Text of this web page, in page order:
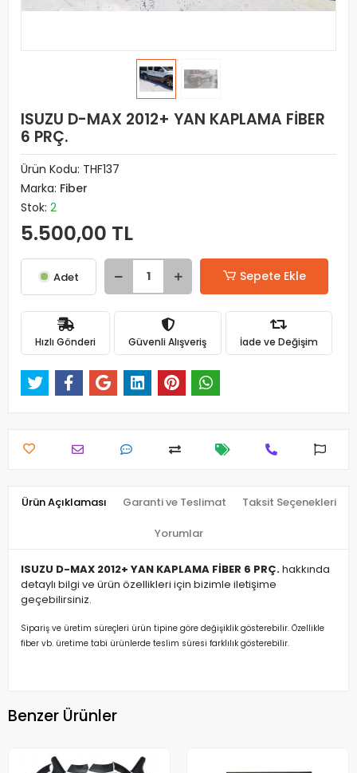
ISUZU D-MAX 2012+ YAN KAPLAMA FİBER
6 PRÇ.
Ürün Kodu: THF137
Marka: Fiber
Stok: 2
5.500,00 TL
Adet Sepete Ekle
Hızlı Gönderi Güvenli Alışveriş İade ve Değişim
Ürün Açıklaması Garanti ve Teslimat Taksit Seçenekleri
Yorumlar
ISUZU D-MAX 2012+ YAN KAPLAMA FİBER 6 PRÇ.hakkında
detaylı bilgi ve ürün özellikleri için bizimle iletişime
geçebilirsiniz.
Sipariş ve üretim süreçleri ürün tipine göre değişiklik gösterebilir. Özellikle
fiber vb. üretime tabi ürünlerde teslim süresi farklılık gösterebilir.
Benzer Ürünler